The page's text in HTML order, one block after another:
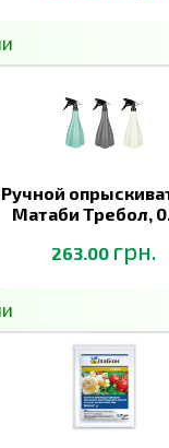
Ручной
Матаби Требол,
263.00 грн.